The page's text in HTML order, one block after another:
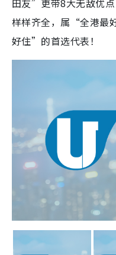
样样齐全，属“全港最
好住”的首选代表！